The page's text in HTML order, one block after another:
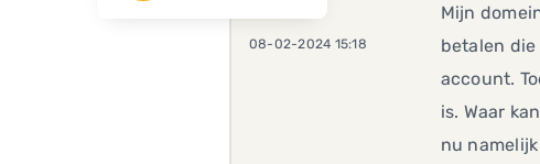
08-02-2024 15:18
Mijn
betalen
account.
is. Waar
nu